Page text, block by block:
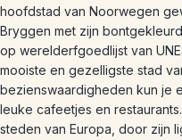
hoofdstad van Noorwegen
Bryggen met zijn
op werelderfgoedlijst van
mooiste en gezelligste stad
bezienswaardigheden kun je
leuke cafeetjes en
steden van Europa, door zijn